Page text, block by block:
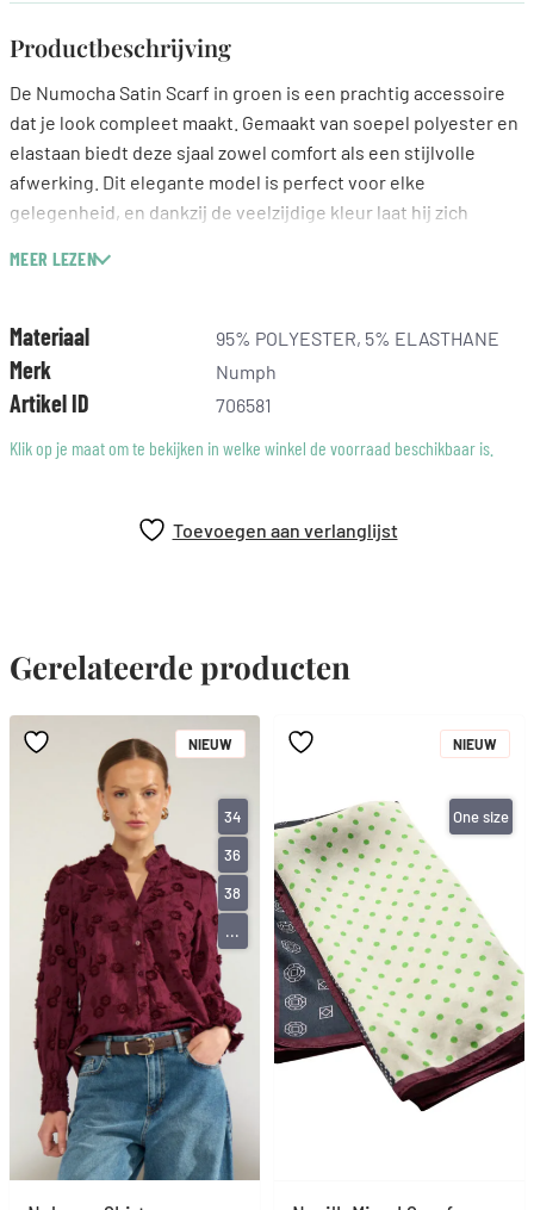
Productbeschrijving
De Numocha Satin Scarf in groen is een prachtig accessoire
dat je look compleet maakt. Gemaakt van soepel polyester en
elastaan biedt deze sjaal zowel comfort als een stijlvolle
afwerking. Dit elegante model is perfect voor elke
gelegenheid, en dankzij de veelzijdige kleur laat hij zich
draagt voor extra warmte of als fashion statement om je hals,
MEER LEZEN
Materiaal 95% POLYESTER, 5% ELASTHANE
Merk Numph
Artikel ID
706581
Klik op je maat om te bekijken in welke winkel de voorraad beschikbaar is.
Toevoegen aan verlanglijst
Gerelateerde producten
NIEUW
34
36
38
...
NIEUW
One size